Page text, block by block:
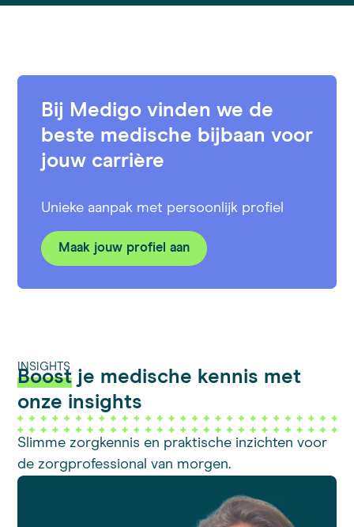
Bij Medigo vinden we de
beste medische bijbaan voor
jouw carrière
Unieke aanpak met persoonlijk profiel
Maak jouw profiel aan
INSIGHTS
Boost je medische kennis met
onze insights
Slimme zorgkennis en praktische inzichten voor
de zorgprofessional van morgen.